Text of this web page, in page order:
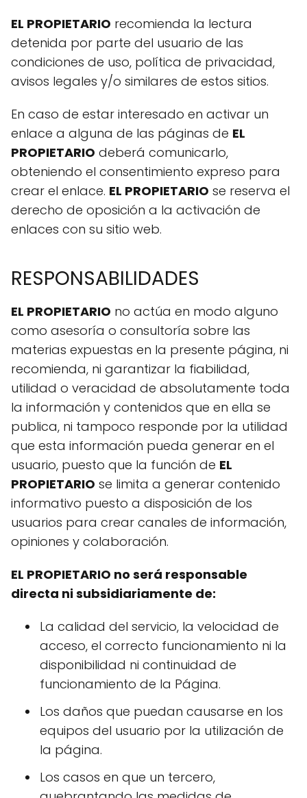
EL PROPIETARIO recomienda la lectura
detenida por parte del usuario de las
condiciones de uso, política de privacidad,
avisos legales y/o similares de estos sitios.
En caso de estar interesado en activar un
enlace a alguna de las páginas de EL
PROPIETARIO deberá comunicarlo,
obteniendo el consentimiento expreso para
crear el enlace. EL PROPIETARIO se reserva el
derecho de oposición a la activación de
enlaces con su sitio web.
RESPONSABILIDADES
EL PROPIETARIO no actúa en modo alguno
como asesoría o consultoría sobre las
materias expuestas en la presente página, ni
recomienda, ni garantizar la fiabilidad,
utilidad o veracidad de absolutamente toda
la información y contenidos que en ella se
publica, ni tampoco responde por la utilidad
que esta información pueda generar en el
usuario, puesto que la función de EL
PROPIETARIO se limita a generar contenido
informativo puesto a disposición de los
usuarios para crear canales de información,
opiniones y colaboración.
EL PROPIETARIO no será responsable
directa ni subsidiariamente de:
La calidad del servicio, la velocidad de
acceso, el correcto funcionamiento ni la
disponibilidad ni continuidad de
funcionamiento de la Página.
Los daños que puedan causarse en los
equipos del usuario por la utilización de
la página.
Los casos en que un tercero,